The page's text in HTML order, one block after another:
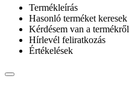
Termékleírás
Hasonló terméket keresek
Kérdésem van a termékről
Hírlevél feliratkozás
Értékelések